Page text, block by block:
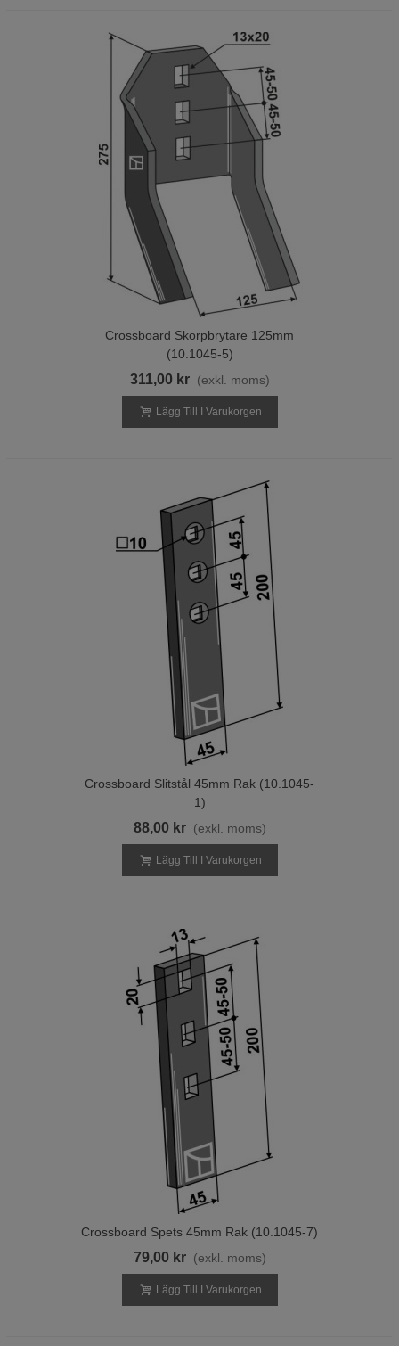
Crossboard Skorpbrytare 125mm
(10.1045-5)
311,00 kr (exkl. moms)
Lägg Till I Varukorgen
Crossboard Slitstål 45mm Rak (10.1045-
1)
88,00 kr (exkl. moms)
Lägg Till I Varukorgen
Crossboard Spets 45mm Rak (10.1045-7)
79,00 kr (exkl. moms)
Lägg Till I Varukorgen